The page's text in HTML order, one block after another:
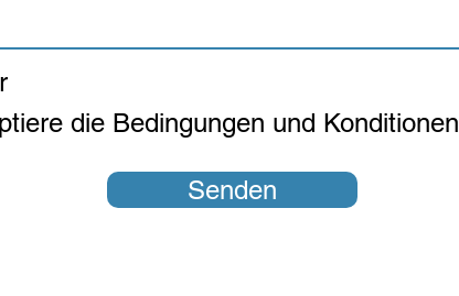
die Bedingungen und Konditionen
Senden